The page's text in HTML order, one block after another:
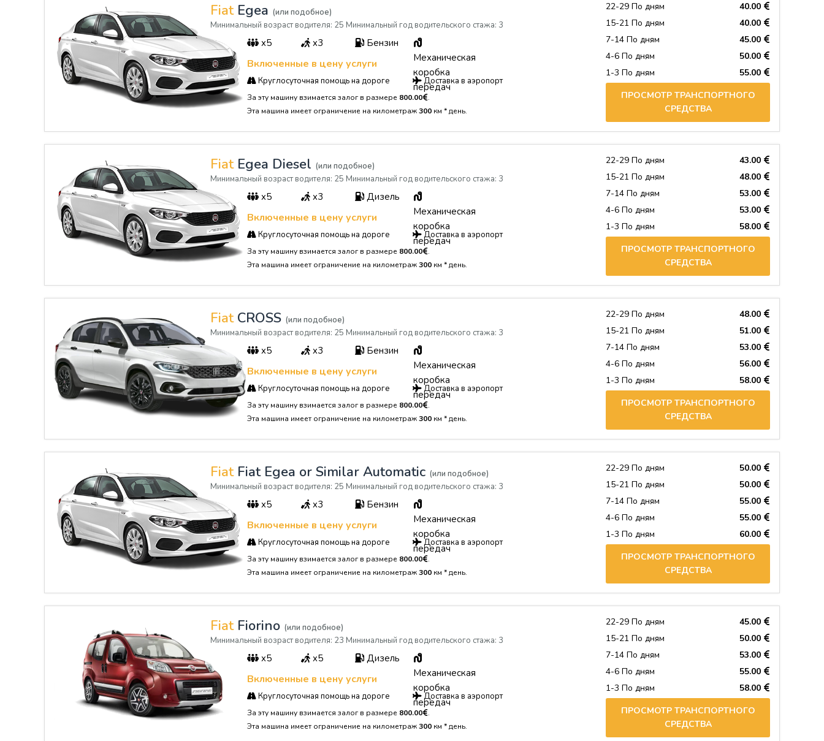
FiatEgea (или подобное)
Минимальный возраст водителя: 25 Минимальный год водительского стажа: 3
x5 x3
Бензин
Механическая
коробка
передач
Включенные в цену услуги
Круглосуточная помощь на дороге Доставка в аэропорт
За эту машину взимается залог в размере 800.00 .
Эта машина имеет ограничение на километраж300 км * день.
22-29 По дням
40.00
15-21 По дням
40.00
7-14 По дням
45.00
4-6 По дням
50.00
1-3 По дням
55.00
ПРОСМОТР ТРАНСПОРТНОГО
СРЕДСТВА
FiatEgea Diesel (или подобное)
Минимальный возраст водителя: 25 Минимальный год водительского стажа: 3
x5 x3
Дизель
Механическая
коробка
передач
Включенные в цену услуги
Круглосуточная помощь на дороге Доставка в аэропорт
За эту машину взимается залог в размере 800.00 .
Эта машина имеет ограничение на километраж300 км * день.
22-29 По дням
43.00
15-21 По дням
48.00
7-14 По дням
53.00
4-6 По дням
53.00
1-3 По дням
58.00
ПРОСМОТР ТРАНСПОРТНОГО
СРЕДСТВА
FiatCROSS (или подобное)
Минимальный возраст водителя: 25 Минимальный год водительского стажа: 3
x5 x3
Бензин
Механическая
коробка
передач
Включенные в цену услуги
Круглосуточная помощь на дороге Доставка в аэропорт
За эту машину взимается залог в размере 800.00 .
Эта машина имеет ограничение на километраж300 км * день.
22-29 По дням
48.00
15-21 По дням
51.00
7-14 По дням
53.00
4-6 По дням
56.00
1-3 По дням
58.00
ПРОСМОТР ТРАНСПОРТНОГО
СРЕДСТВА
FiatFiat Egea or Similar Automatic (или подобное)
Минимальный возраст водителя: 25 Минимальный год водительского стажа: 3
x5 x3
Бензин
Механическая
коробка
передач
Включенные в цену услуги
Круглосуточная помощь на дороге Доставка в аэропорт
За эту машину взимается залог в размере 800.00 .
Эта машина имеет ограничение на километраж300 км * день.
22-29 По дням
50.00
15-21 По дням
50.00
7-14 По дням
55.00
4-6 По дням
55.00
1-3 По дням
60.00
ПРОСМОТР ТРАНСПОРТНОГО
СРЕДСТВА
FiatFiorino (или подобное)
Минимальный возраст водителя: 23 Минимальный год водительского стажа: 3
x5 x5
Дизель
Механическая
коробка
передач
Включенные в цену услуги
Круглосуточная помощь на дороге Доставка в аэропорт
За эту машину взимается залог в размере 800.00 .
Эта машина имеет ограничение на километраж300 км * день.
22-29 По дням
45.00
15-21 По дням
50.00
7-14 По дням
53.00
4-6 По дням
55.00
1-3 По дням
58.00
ПРОСМОТР ТРАНСПОРТНОГО
СРЕДСТВА